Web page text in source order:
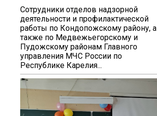
Сотрудники отделов надзорной
деятельности и профилактической
работы по Кондопожскому району, а
также по Медвежьегорскому и
Пудожскому районам Главного
управления МЧС России по
Республике Карелия...